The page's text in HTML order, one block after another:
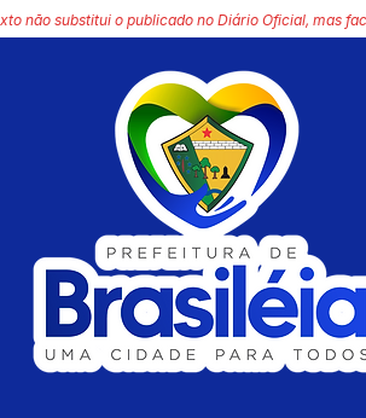
não substitui o publicado no Diário Oficial, mas